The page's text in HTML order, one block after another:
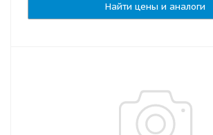
Найти цены и аналоги